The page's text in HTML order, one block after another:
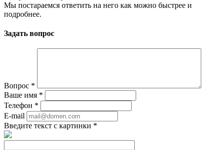
Мы постараемся ответить на него как можно быстрее и
подробнее.
Задать вопрос
Вопрос *
Ваше имя *
Телефон *
E-mail
Введите текст с картинки *